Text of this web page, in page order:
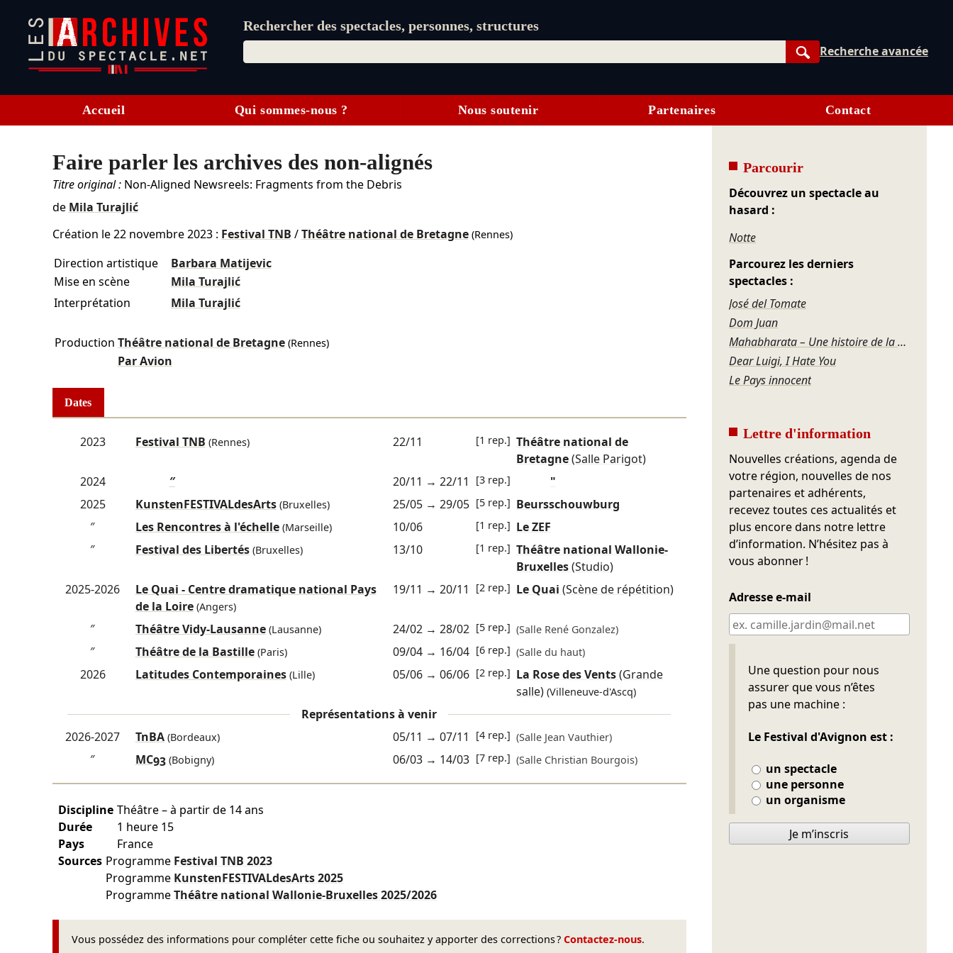
Rechercher des spectacles, personnes, structures
Rechercher
Recherche avancée
Accueil Qui sommes-nous ? Nous soutenir Partenaires Contact
Faire parler les archives des non-alignés
Titre original :Non-Aligned Newsreels: Fragments from the Debris
de Mila Turajlić
Création le22 novembre 2023: Festival TNB /Théâtre national de Bretagne(Rennes)
Direction artistique
Barbara Matijevic
Mise en scène
Mila Turajlić
Interprétation
Mila Turajlić
Production Théâtre national de Bretagne(Rennes)
Par Avion
Dates
2023 Festival TNB (Rennes) 22/11 [1 rep.] Théâtre national de
Bretagne(Salle Parigot)
2024
″ 20/11 → 22/11 [3 rep.]
"
2025
KunstenFESTIVALdesArts(Bruxelles) 25/05→ 29/05 [5 rep.] Beursschouwburg
″
Les Rencontres à l'échelle(Marseille) 10/06 [1 rep.] Le ZEF
″
Festival des Libertés(Bruxelles) 13/10 [1 rep.] Théâtre national Wallonie-
Bruxelles(Studio)
2025-2026
Le Quai - Centre dramatique national Pays
de la Loire(Angers)
19/11 → 20/11 [2 rep.] Le Quai (Scène de répétition)
″ Théâtre Vidy-Lausanne(Lausanne) 24/02→ 28/02 [5 rep.] (Salle René Gonzalez)
″ Théâtre de la Bastille(Paris) 09/04→ 16/04 [6 rep.] (Salle du haut)
2026 Latitudes Contemporaines(Lille) 05/06→ 06/06 [2 rep.] La Rose des Vents(Grande
salle) (Villeneuve-d'Ascq)
Représentations à venir
2026-2027
TnBA(Bordeaux) 05/11 → 07/11 [4 rep.] (Salle Jean Vauthier)
″ MC93(Bobigny) 06/03→ 14/03 [7 rep.] (Salle Christian Bourgois)
Discipline Théâtre – à partir de 14 ans
Durée
1 heure 15
Pays
France
Sources Programme Festival TNB2023
Programme KunstenFESTIVALdesArts2025
ProgrammeThéâtre national Wallonie-Bruxelles2025/2026
Vous possédez des informations pour compléter cette fiche ou souhaitez y apporter des corrections ? Contactez-nous.
Parcourir
Découvrez un spectacle au
hasard :
Notte
Parcourez les derniers
spectacles :
José del Tomate
Dom Juan
Mahabharata – Une histoire de la violence
Dear Luigi, I Hate You
Le Pays innocent
Lettre d'information
Nouvelles créations, agenda de
votre région, nouvelles de nos
partenaires et adhérents,
recevez toutes ces actualités et
plus encore dans notre lettre
d’information. N’hésitez pas à
vous abonner !
Adresse e-mail
Une question pour nous
assurer que vous n’êtes
pas une machine :
Le Festival d'Avignon est :
un spectacle
une personne
un organisme
Ne pas remplir
Je m’inscris